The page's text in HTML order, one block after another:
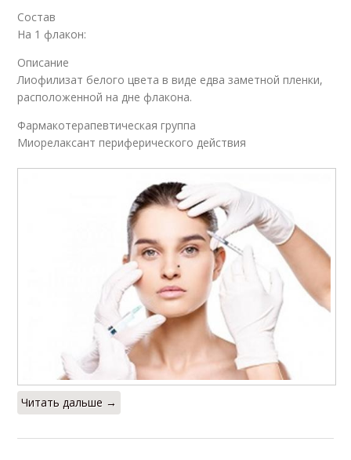
Состав
На 1 флакон:
Описание
Лиофилизат белого цвета в виде едва заметной пленки,
расположенной на дне флакона.
Фармакотерапевтическая группа
Миорелаксант периферического действия
Читать дальше →